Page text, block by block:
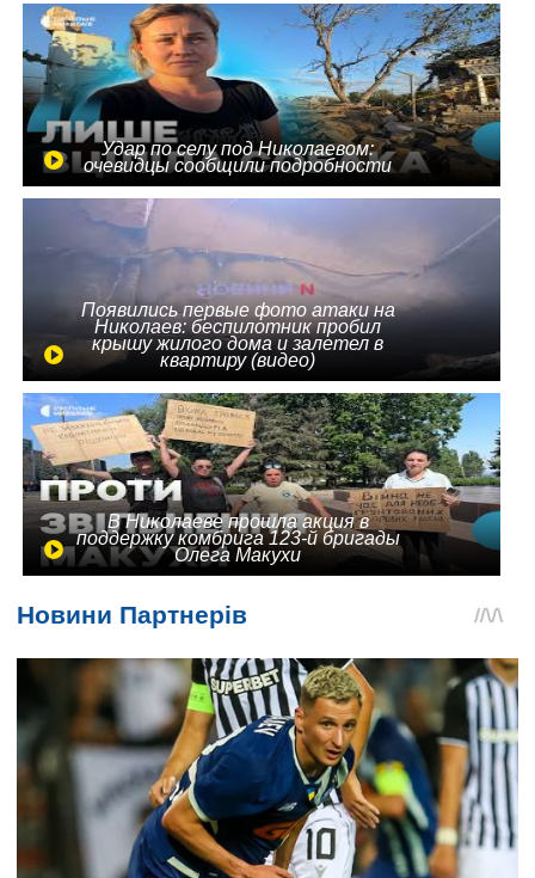
Удар по селу под Николаевом:
очевидцы сообщили подробности
Появились первые фото атаки на
Николаев: беспилотник пробил
крышу жилого дома и залетел в
квартиру (видео)
В Николаеве прошла акция в
поддержку комбрига 123-й бригады
Олега Макухи